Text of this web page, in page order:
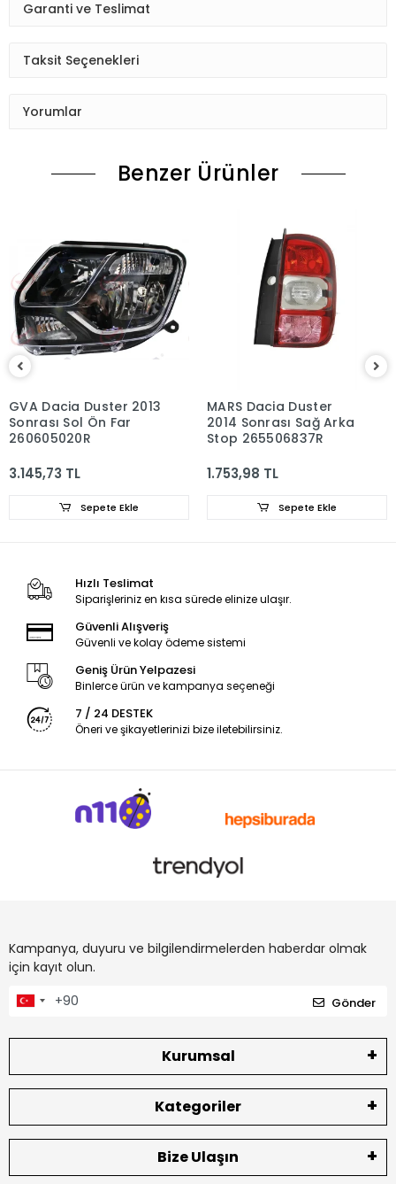
Garanti ve Teslimat
Taksit Seçenekleri
Yorumlar
Benzer Ürünler
GVA Dacia Duster 2013
Sonrası Sol Ön Far
260605020R
3.145,73 TL
Sepete Ekle
MARS Dacia Duster
2014 Sonrası Sağ Arka
Stop 265506837R
1.753,98 TL
Sepete Ekle
Hızlı Teslimat
Siparişleriniz en kısa sürede elinize ulaşır.
Güvenli Alışveriş
Güvenli ve kolay ödeme sistemi
Geniş Ürün Yelpazesi
Binlerce ürün ve kampanya seçeneği
7 / 24 DESTEK
Öneri ve şikayetlerinizi bize iletebilirsiniz.
Kampanya, duyuru ve bilgilendirmelerden haberdar olmak
için kayıt olun.
Gönder
Kurumsal
Kategoriler
Bize Ulaşın